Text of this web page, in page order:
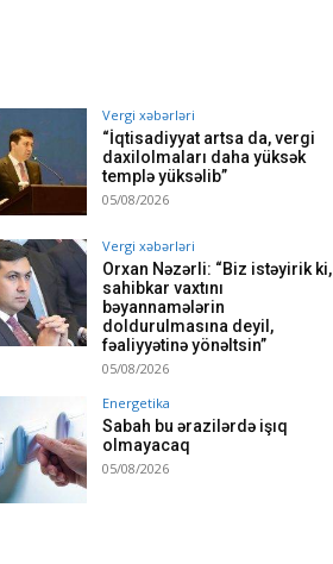
Vergi xəbərləri
“İqtisadiyyat artsa da, vergi
daxilolmaları daha yüksək
templə yüksəlib”
05/08/2026
Vergi xəbərləri
Orxan Nəzərli: “Biz istəyirik ki,
sahibkar vaxtını
bəyannamələrin
doldurulmasına deyil,
fəaliyyətinə yönəltsin”
05/08/2026
Energetika
Sabah bu ərazilərdə işıq
olmayacaq
05/08/2026